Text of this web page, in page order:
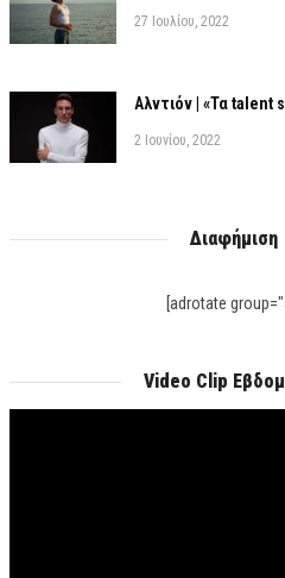
27 Ιουλίου, 2022
Αλντιόν | «Τα talent
2 Ιουνίου, 2022
Διαφήμιση
[adrotate
Video Clip